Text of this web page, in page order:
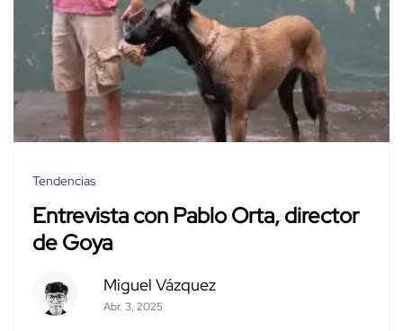
Tendencias
Entrevista con Pablo Orta, director
de Goya
Miguel Vázquez
Abr. 3, 2025